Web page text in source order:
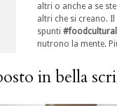
altri o anche a se
altri che si creano.
spunti
nutrono la mente.
in bella